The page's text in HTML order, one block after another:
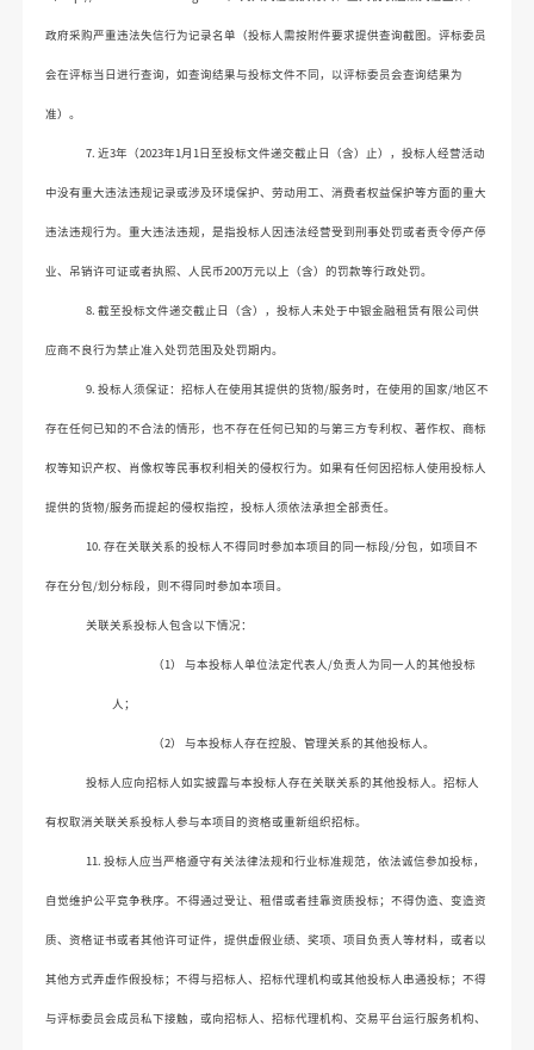
政府采购严重违法失信行为记录名单（投标人需按附件要求提供查询截图。评标委员
会在评标当日进行查询，如查询结果与投标文件不同，以评标委员会查询结果为
准）。
7. 近3年（2023年1月1日至投标文件递交截止日（含）止），投标人经营活动
中没有重大违法违规记录或涉及环境保护、劳动用工、消费者权益保护等方面的重大
违法违规行为。重大违法违规，是指投标人因违法经营受到刑事处罚或者责令停产停
业、吊销许可证或者执照、人民币200万元以上（含）的罚款等行政处罚。
8. 截至投标文件递交截止日（含），投标人未处于中银金融租赁有限公司供
应商不良行为禁止准入处罚范围及处罚期内。
9. 投标人须保证：招标人在使用其提供的货物 /服务时，在使用的国家 /地区不
存在任何已知的不合法的情形，也不存在任何已知的与第三方专利权、著作权、商标
权等知识产权、肖像权等民事权利相关的侵权行为。如果有任何因招标人使用投标人
提供的货物 /服务而提起的侵权指控，投标人须依法承担全部责任。
10. 存在关联关系的投标人不得 同时参加本项目的同一标段 /分包，如项目不
存在分包/划分标段，则不得同时参加本项目
关联关系投标人包含以下情况：
（1） 与本投标人单位法定代表人 /负责人为同一人的其他投标
人；
（2） 与本投标人存在控股、管理关系的其他投标人。
投标人应向招标人如实披露与本投标人存在关联关系的其他投标人。招标人
有权取消关联关系投标人参与本项目的资格或重新组织招标。
11. 投标人应当严格遵守有关法律法规和行业标准规范，依法诚信参加投标，
自觉维护公平竞争秩序。不得通过受让、租借或者挂靠资质投标；不得伪造、变造资
质、资格证书或者其他许可证件，提供虚假业绩、奖项、项目负责人等材料，或者以
其他方式弄虚作假投标；不得与招标人、招标代理机构或其他投标人串通投标；不得
与评标委员会成员私下接触，或向招标人、招标代理机构、交易平台运行服务机构、